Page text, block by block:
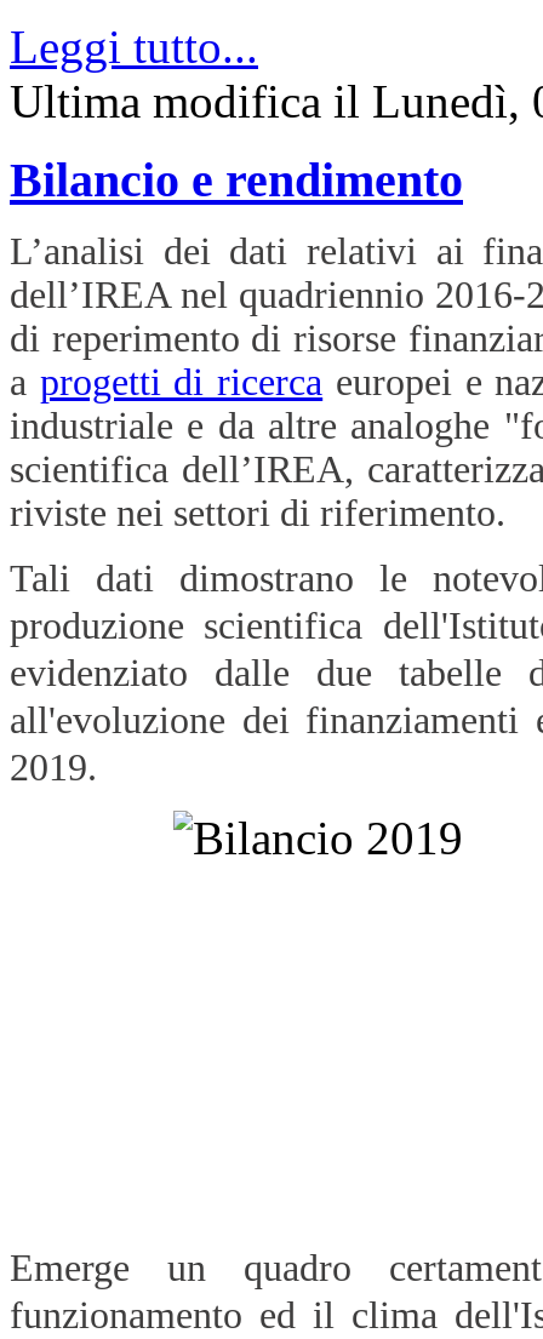
Leggi tutto...
Ultima modifica il Lunedì,
Bilancio e rendimento
L’analisi dei dati relativi ai
dell’IREA nel quadriennio 2016-
di reperimento di risorse
a progetti di ricerca europei e
industriale e da altre analoghe
scientifica dell’IREA,
riviste nei settori di riferimento.
Tali dati dimostrano le
produzione scientifica
evidenziato dalle due tabelle
all'evoluzione dei
2019.
Emerge un quadro
funzionamento ed il clima